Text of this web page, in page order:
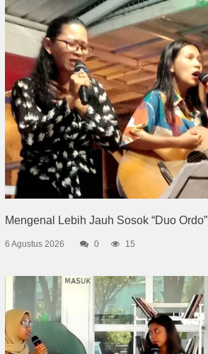
Mengenal Lebih Jauh Sosok “Duo Ordo”
6 Agustus 2026 0 15